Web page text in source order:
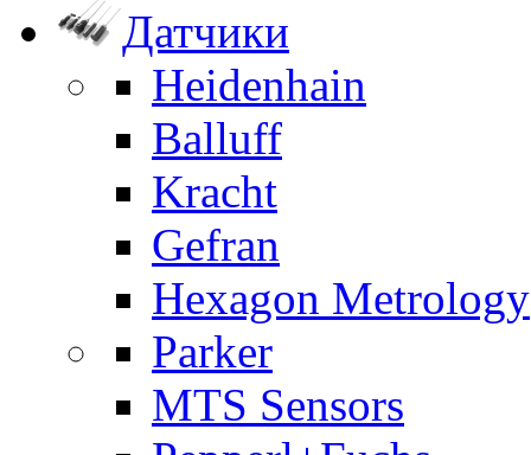
Датчики
Heidenhain
Balluff
Kracht
Gefran
Hexagon Metrology
Parker
MTS Sensors